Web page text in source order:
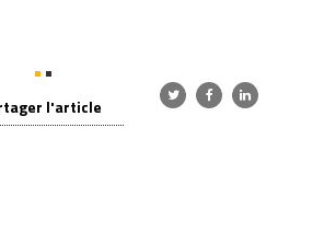
l'article